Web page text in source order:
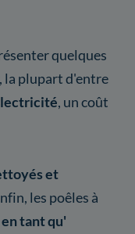
quelques
la plupart d'entre
, un coût
et
les poêles à
tant qu'